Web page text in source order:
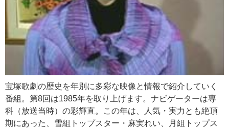
宝塚歌劇の歴史を年別に多彩な映像と情報で紹介していく
番組。第8回は1985年を取り上げます。ナビゲーターは専
科（放送当時）の彩輝直。この年は、人気・実力とも絶頂
期にあった、雪組トップスター・麻実れい、月組トップス